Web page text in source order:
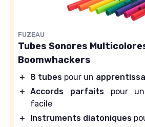
FUZEAU
Tubes Sonores
Boomwhackers
＋ 8 tubes pour un
＋ Accords parfaitspour
facile
＋
Instruments diatoniques